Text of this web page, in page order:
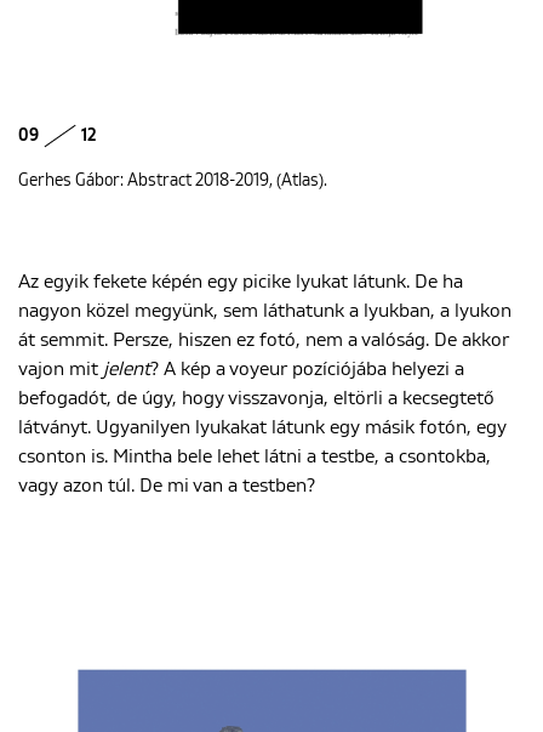
09 12
Gerhes Gábor: Abstract 2018-2019, (Atlas).
Az egyik fekete képén egy picike lyukat látunk. De ha
nagyon közel megyünk, sem láthatunk a lyukban, a lyukon
át semmit. Persze, hiszen ez fotó, nem a valóság. De akkor
vajon mit jelent? A kép a voyeur pozíciójába helyezi a
befogadót, de úgy, hogy visszavonja, eltörli a kecsegtető
látványt. Ugyanilyen lyukakat látunk egy másik fotón, egy
csonton is. Mintha bele lehet látni a testbe, a csontokba,
vagy azon túl. De mi van a testben?